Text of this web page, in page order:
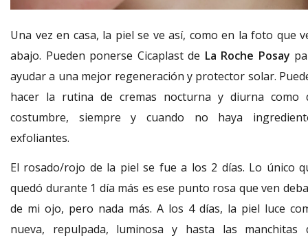
Una vez en casa, la piel se ve así, como en la foto que
abajo. Pueden ponerse Cicaplast de La Roche Posay
ayudar a una mejor regeneración y protector solar.
hacer la rutina de cremas nocturna y diurna como
costumbre, siempre y cuando no haya
exfoliantes.
El rosado/rojo de la piel se fue a los 2 días. Lo único
quedó durante 1 día más es ese punto rosa que ven
de mi ojo, pero nada más. A los 4 días, la piel luce
nueva, repulpada, luminosa y hasta las manchitas